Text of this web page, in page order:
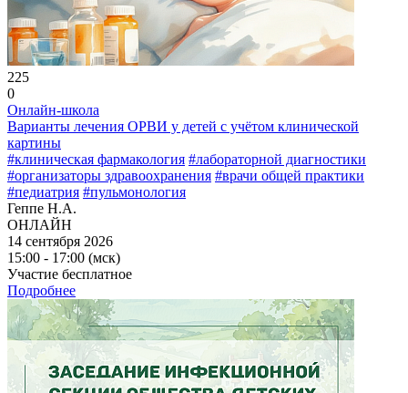
225
0
Онлайн-школа
Варианты лечения ОРВИ у детей с учётом клинической
картины
#клиническая фармакология #лабораторной диагностики
#организаторы здравоохранения #врачи общей практики
#педиатрия #пульмонология
Геппе Н.А.
ОНЛАЙН
14 сентября 2026
15:00 - 17:00 (мск)
Участие бесплатное
Подробнее